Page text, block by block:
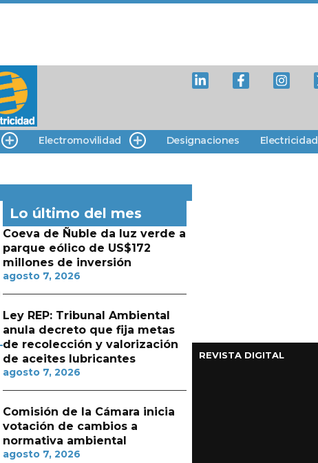
Electromovilidad Designaciones Electricidad
Lo último del mes
Coeva de Ñuble da luz verde a
parque eólico de US$172
millones de inversión
agosto 7, 2026
Ley REP: Tribunal Ambiental
anula decreto que fija metas
de recolección y valorización
de aceites lubricantes
agosto 7, 2026
Comisión de la Cámara inicia
votación de cambios a
normativa ambiental
agosto 7, 2026
REVISTA DIGITAL